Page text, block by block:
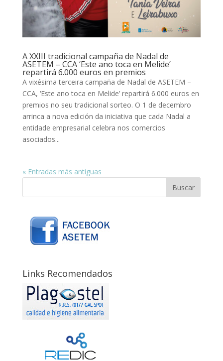
A XXIII tradicional campaña de Nadal de
ASETEM – CCA ‘Este ano toca en Melide’
repartirá 6.000 euros en premios
A vixésima terceira campaña de Nadal de ASETEM –
CCA, ‘Este ano toca en Melide’ repartirá 6.000 euros en
premios no seu tradicional sorteo. O 1 de decembro
arrinca a nova edición da iniciativa que cada Nadal a
entidade empresarial celebra nos comercios
asociados...
« Entradas más antiguas
Links Recomendados